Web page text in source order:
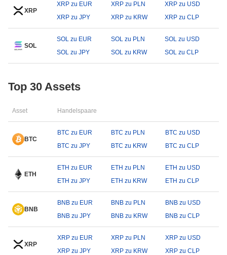
XRP
XRP zu EUR XRP zu PLN
XRP zu USD
XRP zu JPY
XRP zu KRW XRP zu CLP
SOL
SOL zu EUR SOL zu PLN
SOL zu USD
SOL zu JPY
SOL zu KRW SOL zu CLP
Top 30 Assets
Asset Handelspaare
BTC
BTC zu EUR BTC zu PLN
BTC zu USD
BTC zu JPY
BTC zu KRW BTC zu CLP
ETH
ETH zu EUR ETH zu PLN
ETH zu USD
ETH zu JPY
ETH zu KRW ETH zu CLP
BNB
BNB zu EUR BNB zu PLN
BNB zu USD
BNB zu JPY
BNB zu KRW BNB zu CLP
XRP
XRP zu EUR XRP zu PLN
XRP zu USD
XRP zu JPY
XRP zu KRW XRP zu CLP